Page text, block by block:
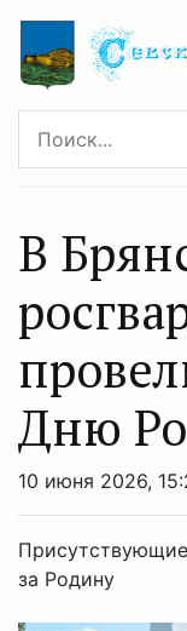
В
Дню
10 июня 2026,
за Родину